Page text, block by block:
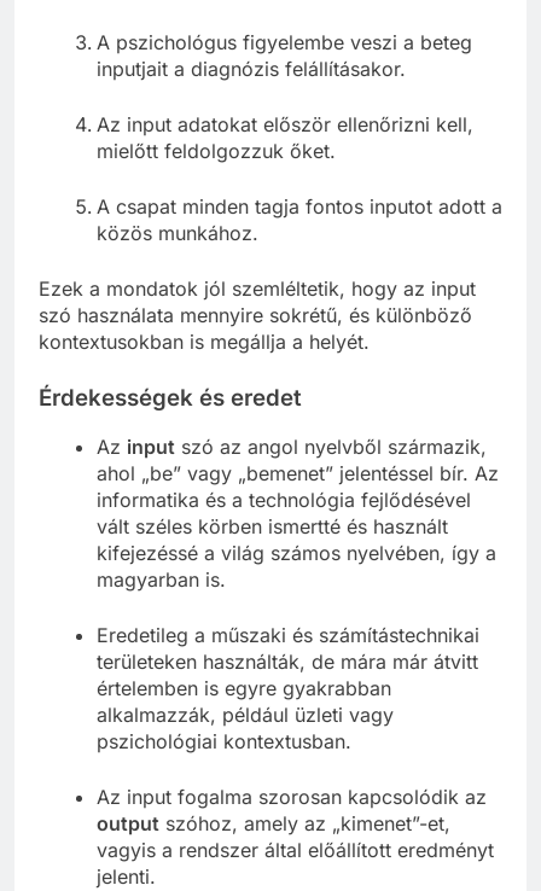
A pszichológus figyelembe veszi a beteg
inputjait a diagnózis felállításakor.
Az input adatokat először ellenőrizni kell,
mielőtt feldolgozzuk őket.
A csapat minden tagja fontos inputot adott a
közös munkához.
Ezek a mondatok jól szemléltetik, hogy az input
szó használata mennyire sokrétű, és különböző
kontextusokban is megállja a helyét.
Érdekességek és eredet
Az input szó az angol nyelvből származik,
ahol „be” vagy „bemenet” jelentéssel bír. Az
informatika és a technológia fejlődésével
vált széles körben ismertté és használt
kifejezéssé a világ számos nyelvében, így a
magyarban is.
Eredetileg a műszaki és számítástechnikai
területeken használták, de mára már átvitt
értelemben is egyre gyakrabban
alkalmazzák, például üzleti vagy
pszichológiai kontextusban.
Az input fogalma szorosan kapcsolódik az
output szóhoz, amely az „kimenet”-et,
vagyis a rendszer által előállított eredményt
jelenti.